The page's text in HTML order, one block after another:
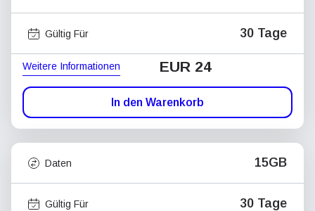
Gültig Für 30 Tage
Weitere Informationen EUR 24
In den Warenkorb
Daten 15GB
Gültig Für 30 Tage